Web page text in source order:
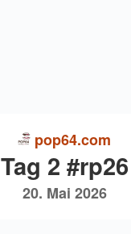
pop64.com
Tag 2 #rp26
20. Mai 2026